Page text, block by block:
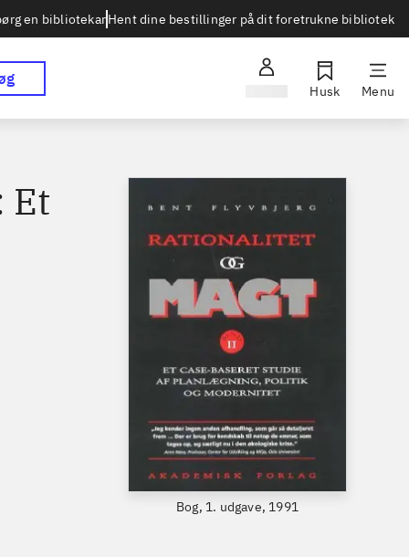
en bibliotekarHent dine bestillinger på dit foretrukne bibliotek
Husk Menu
Bog, 1. udgave, 1991
Et